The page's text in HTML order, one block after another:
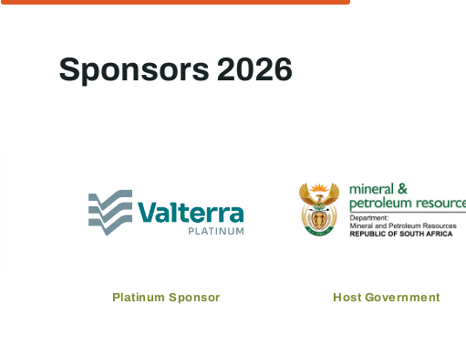
Sponsors 2026
Platinum Sponsor Host Government